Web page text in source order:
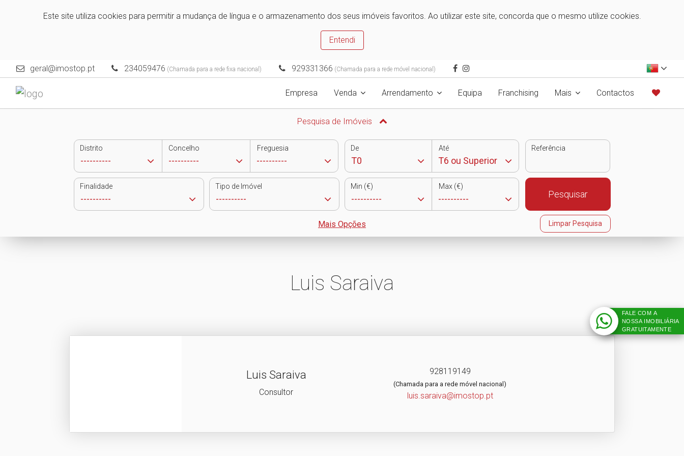
Este site utiliza cookies para permitir a mudança de língua e o armazenamento dos seus imóveis favoritos. Ao utilizar este site, concorda que o mesmo utilize cookies.
Entendi
geral@imostop.pt 234059476 (Chamada para a rede fixa nacional) 929331366 (Chamada para a rede móvel nacional)
Empresa Venda Arrendamento Equipa Franchising Mais Contactos
Pesquisa de Imóveis
Distrito Concelho Freguesia De Até Referência
Finalidade Tipo de Imóvel Min (€) Max (€)
Pesquisar
Mais Opções Limpar Pesquisa
Luis Saraiva
Luis Saraiva
Consultor
928119149
(Chamada para a rede móvel nacional)
luis.saraiva@imostop.pt
FALE COM A
NOSSA IMOBILIÁRIA
GRATUITAMENTE